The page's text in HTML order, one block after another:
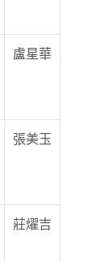
盧星華
張美玉
莊燿吉